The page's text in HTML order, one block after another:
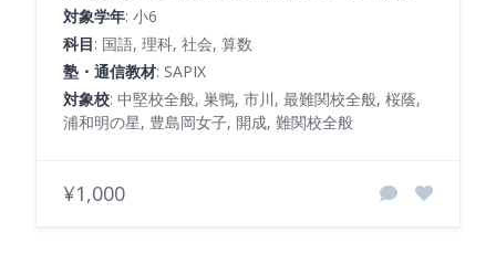
対象学年: 小6
科目: 国語, 理科, 社会, 算数
塾・通信教材: SAPIX
対象校: 中堅校全般, 巣鴨, 市川, 最難関校全般, 桜蔭,
浦和明の星, 豊島岡女子, 開成, 難関校全般
¥1,000